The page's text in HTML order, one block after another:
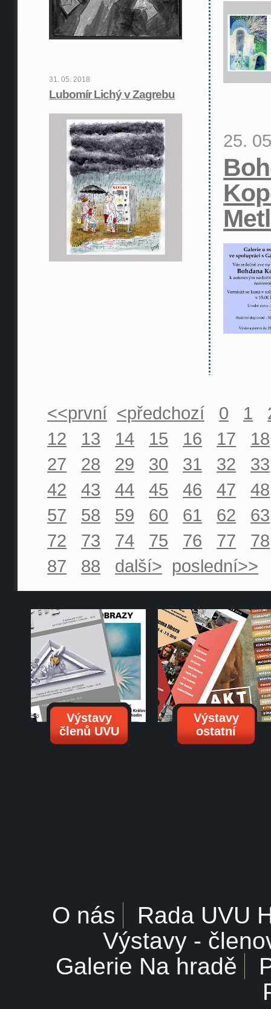
31. 05. 2018
Lubomír Lichý v Zagrebu
25.
<<první <předchozí 0 1
12
13 14 15 16 17
18
27
28 29 30 31 32
33
42
43 44 45 46 47
48
57
58 59 60 61 62
63
72
73 74 75 76 77
78
87
88 další> poslední>>
Výstavy
členů UVU
Výstavy
ostatní
O nás
Rada UVU
Výstavy -
Galerie Na hradě